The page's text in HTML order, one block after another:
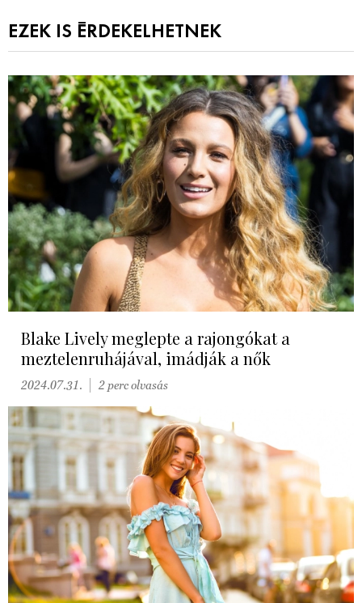
EZEK IS ÉRDEKELHETNEK
Blake Lively meglepte a rajongókat a
meztelenruhájával, imádják a nők
2024.07.31. 2 perc olvasás